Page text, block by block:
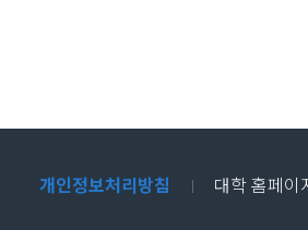
개인정보처리방침 대학 홈페이